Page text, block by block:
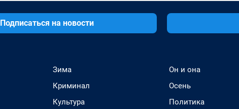
Подписаться на новости
Зима
Криминал
Культура
Он и она
Осень
Политика